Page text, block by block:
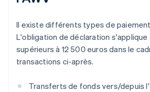
Il existe différents types de
L'obligation de déclaration s'applique
supérieurs à 12 500 euros dans le
transactions ci-après.
Transferts de fonds vers/depuis